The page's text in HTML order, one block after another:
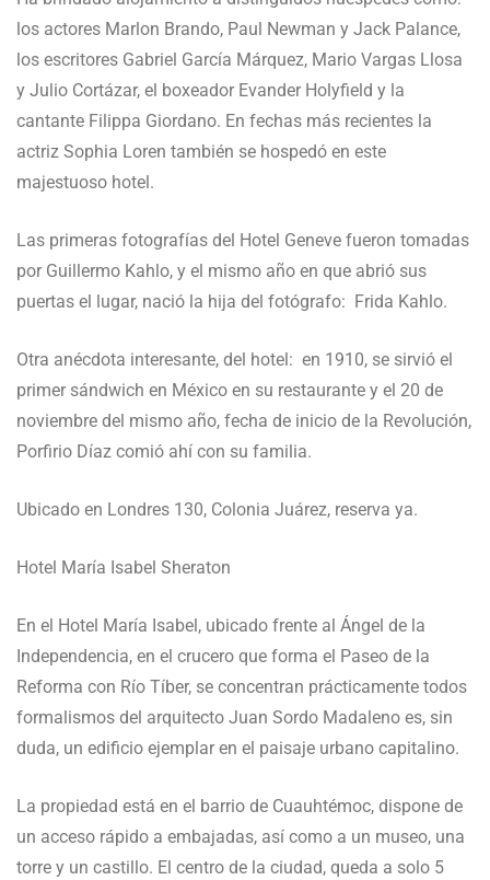
los actores Marlon Brando, Paul Newman y Jack Palance,
los escritores Gabriel García Márquez, Mario Vargas Llosa
y Julio Cortázar, el boxeador Evander Holyfield y la
cantante Filippa Giordano. En fechas más recientes la
actriz Sophia Loren también se hospedó en este
majestuoso hotel.
Las primeras fotografías del Hotel Geneve fueron tomadas
por Guillermo Kahlo, y el mismo año en que abrió sus
puertas el lugar, nació la hija del fotógrafo: Frida Kahlo.
Otra anécdota interesante, del hotel: en 1910, se sirvió el
primer sándwich en México en su restaurante y el 20 de
noviembre del mismo año, fecha de inicio de la Revolución,
Porfirio Díaz comió ahí con su familia.
Ubicado en Londres 130, Colonia Juárez, reserva ya.
Hotel María Isabel Sheraton
En el Hotel María Isabel, ubicado frente al Ángel de la
Independencia, en el crucero que forma el Paseo de la
Reforma con Río Tíber, se concentran prácticamente todos
formalismos del arquitecto Juan Sordo Madaleno es, sin
duda, un edificio ejemplar en el paisaje urbano capitalino.
La propiedad está en el barrio de Cuauhtémoc, dispone de
un acceso rápido a embajadas, así como a un museo, una
torre y un castillo. El centro de la ciudad, queda a solo 5